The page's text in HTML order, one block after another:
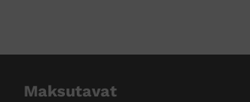
Maksutavat